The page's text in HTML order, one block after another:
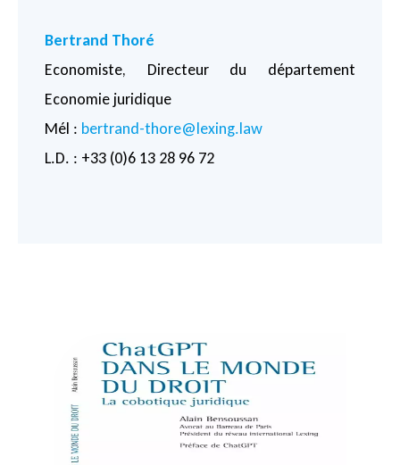
Bertrand Thoré
Economiste, Directeur du département
Economie juridique
Mél : bertrand-thore@lexing.law
L.D. : +33 (0)6 13 28 96 72